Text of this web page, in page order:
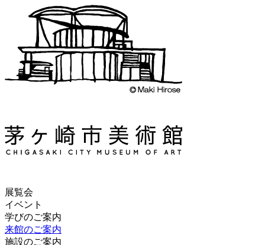
展覧会
イベント
学びのご案内
来館のご案内
施設のご案内